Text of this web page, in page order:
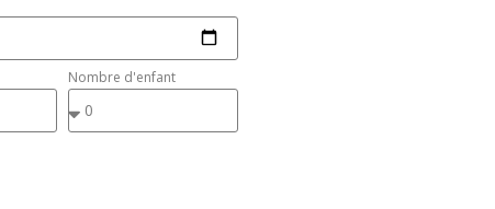
Nombre d'enfant